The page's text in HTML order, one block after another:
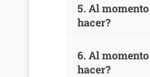
5. Al
hacer?
6. Al
hacer?